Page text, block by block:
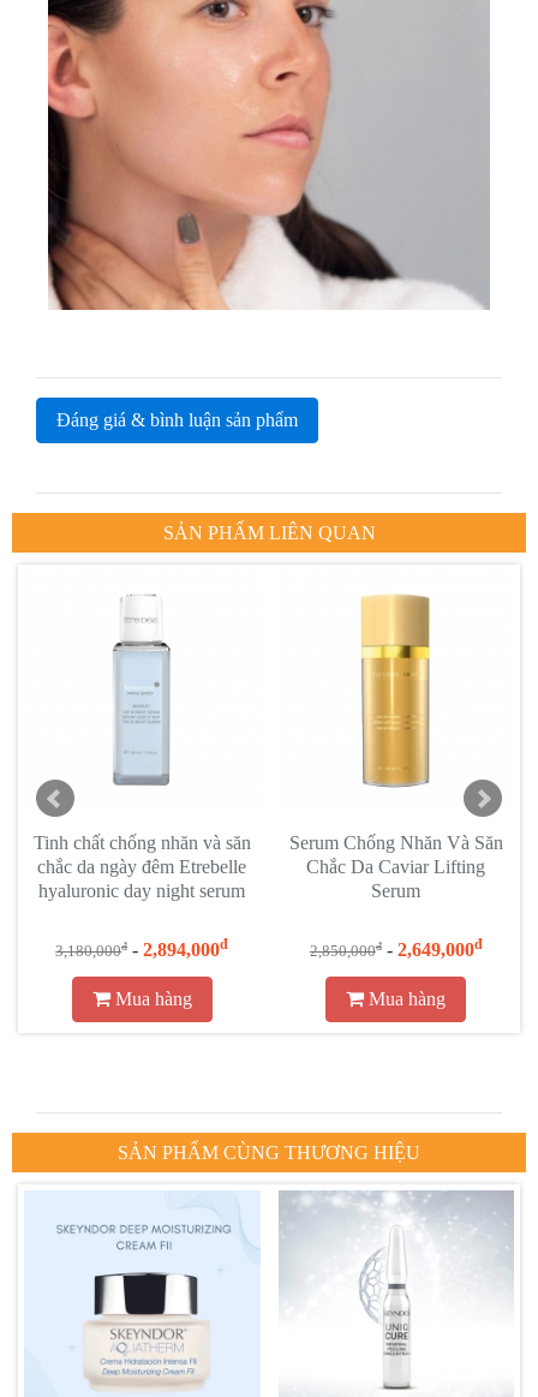
Đáng giá & bình luận sản phẩm
SẢN PHẨM LIÊN QUAN
Tinh chất chống nhăn và săn
chắc da ngày đêm Etrebelle
hyaluronic day night serum
3,180,000đ-2,894,000đ
Mua hàng
Serum Chống Nhăn Và Săn
Chắc Da Caviar Lifting
Serum
2,850,000đ- 2,649,000đ
Mua hàng
SẢN PHẨM CÙNG THƯƠNG HIỆU